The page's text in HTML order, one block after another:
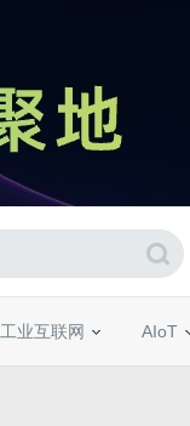
工业互联网 AIoT